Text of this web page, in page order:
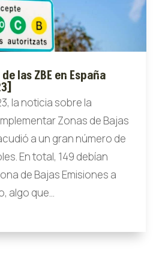
las ZBE en España
la noticia sobre la
Zonas de Bajas
a un gran número de
En total, 149 debían
de Bajas Emisiones a
algo que...